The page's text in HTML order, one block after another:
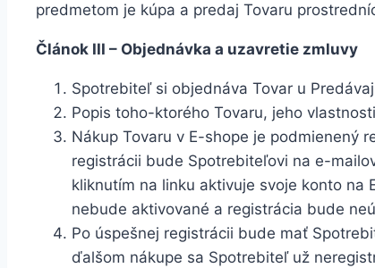
predmetom je kúpa a predaj Tovaru
Článok III – Objednávka a uzavretie zmluvy
Spotrebiteľ si objednáva Tovar u
Popis toho-ktorého Tovaru, jeho
Nákup Tovaru v E-shope je podmienený
registrácii bude Spotrebiteľovi na e-
kliknutím na linku aktivuje svoje konto
nebude aktivované a registrácia bude
Po úspešnej registrácii bude mať
ďalšom nákupe sa Spotrebiteľ už